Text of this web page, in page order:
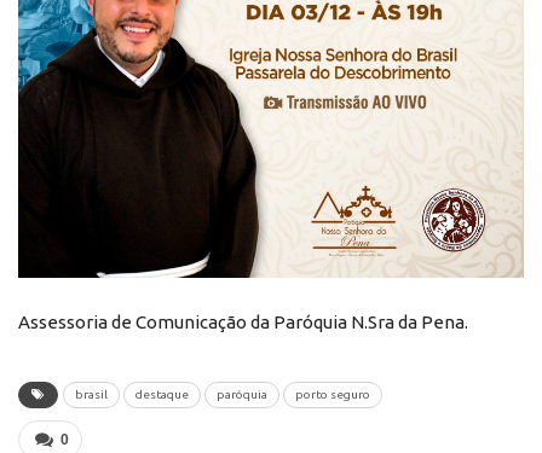
Assessoria de Comunicação da Paróquia N.Sra da Pena.
brasil destaque paróquia porto seguro
0